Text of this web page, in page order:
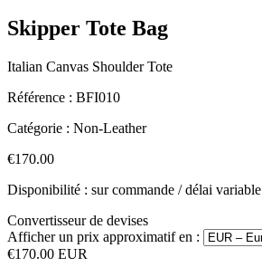
Skipper Tote Bag
Italian Canvas Shoulder Tote
Référence : BFI010
Catégorie : Non-Leather
€170.00
Disponibilité : sur commande / délai variable
Convertisseur de devises
Afficher un prix approximatif en :
€170.00 EUR